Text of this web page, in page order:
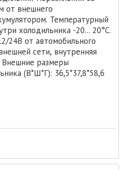
от внешнего
Температурный
холодильника -20... 20°C.
24В от автомобильного
сети, внутренняя
Внешние размеры
(В*Ш*Г): 36,5*37,8*58,6